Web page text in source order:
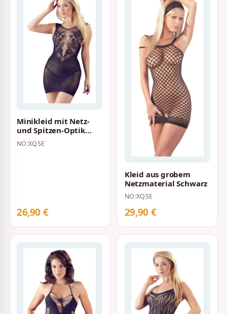
Minikleid mit Netz-
und Spitzen-Optik
Schwarz
NO:XQSE
26,90 €
Kleid aus grobem
Netzmaterial Schwarz
NO:XQSE
29,90 €